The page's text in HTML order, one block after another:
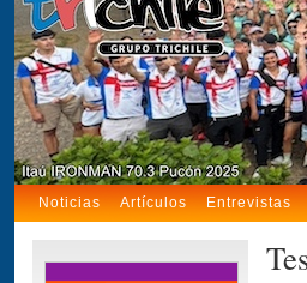
Noticias Artículos Entrevistas